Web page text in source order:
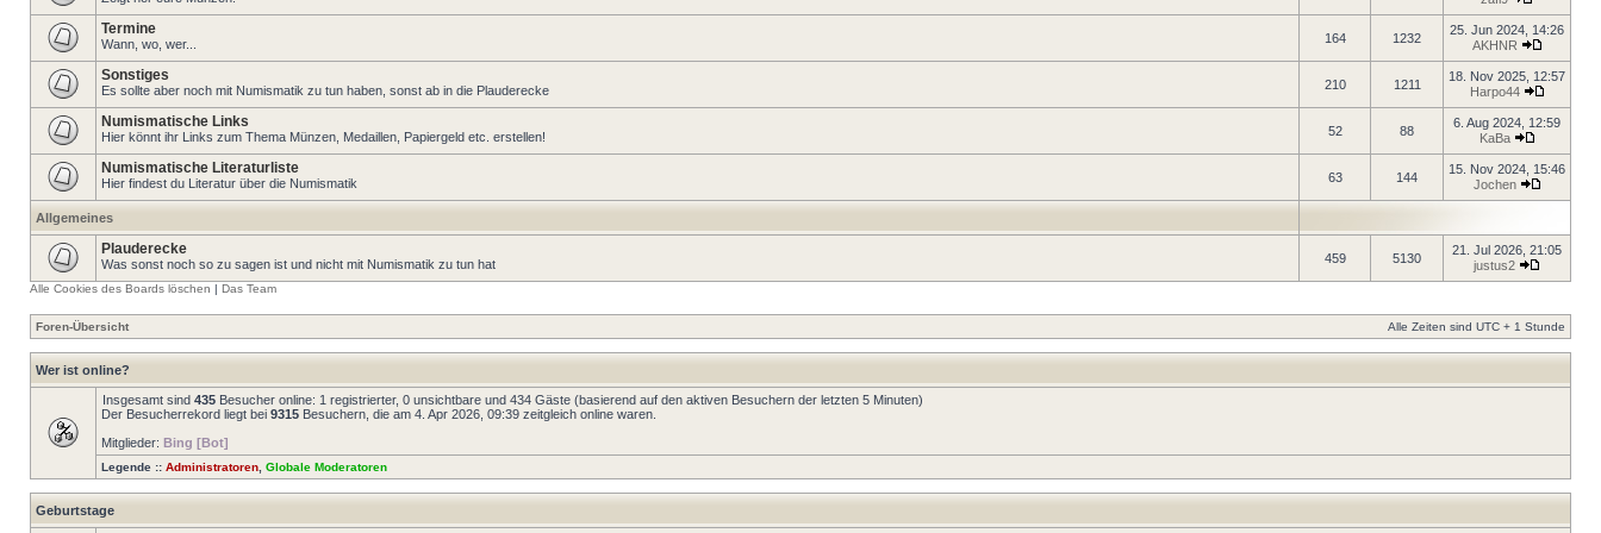
Termine
Wann, wo, wer... 164 1232
25. Jun 2024, 14:26
AKHNR
Sonstiges
Es sollte aber noch mit Numismatik zu tun haben, sonst ab in die Plauderecke 210 1211
18. Nov 2025, 12:57
Harpo44
Numismatische Links
Hier könnt ihr Links zum Thema Münzen, Medaillen, Papiergeld etc. erstellen! 52 88
6. Aug 2024, 12:59
KaBa
Numismatische Literaturliste
Hier findest du Literatur über die Numismatik 63 144
15. Nov 2024, 15:46
Jochen
Allgemeines
Plauderecke
Was sonst noch so zu sagen ist und nicht mit Numismatik zu tun hat 459 5130
21. Jul 2026, 21:05
justus2
Alle Cookies des Boards löschen | Das Team
Foren-Übersicht Alle Zeiten sind UTC + 1 Stunde
Wer ist online?
Insgesamt sind 435 Besucher online: 1 registrierter, 0 unsichtbare und 434 Gäste (basierend auf den aktiven Besuchern der letzten 5 Minuten)
Der Besucherrekord liegt bei 9315 Besuchern, die am 4. Apr 2026, 09:39 zeitgleich online waren.
Mitglieder: Bing [Bot]
Legende :: Administratoren Globale Moderatoren
Geburtstage